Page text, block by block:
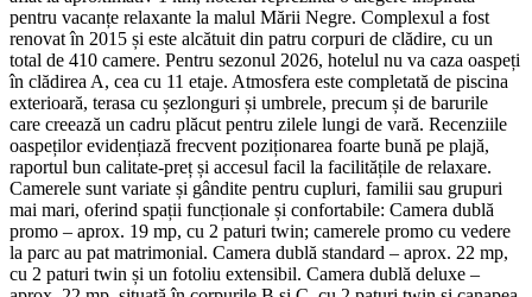
pentru vacanțe relaxante la malul Mării Negre. Complexul a fost
renovat în 2015 și este alcătuit din patru corpuri de clădire, cu un
total de 410 camere. Pentru sezonul 2026, hotelul nu va caza oaspeți
în clădirea A, cea cu 11 etaje. Atmosfera este completată de piscina
exterioară, terasa cu șezlonguri și umbrele, precum și de barurile
care creează un cadru plăcut pentru zilele lungi de vară. Recenziile
oaspeților evidențiază frecvent poziționarea foarte bună pe plajă,
raportul bun calitate-preț și accesul facil la facilitățile de relaxare.
Camerele sunt variate și gândite pentru cupluri, familii sau grupuri
mai mari, oferind spații funcționale și confortabile: Camera dublă
promo – aprox. 19 mp, cu 2 paturi twin; camerele promo cu vedere
la parc au pat matrimonial. Camera dublă standard – aprox. 22 mp,
cu 2 paturi twin și un fotoliu extensibil. Camera dublă deluxe –